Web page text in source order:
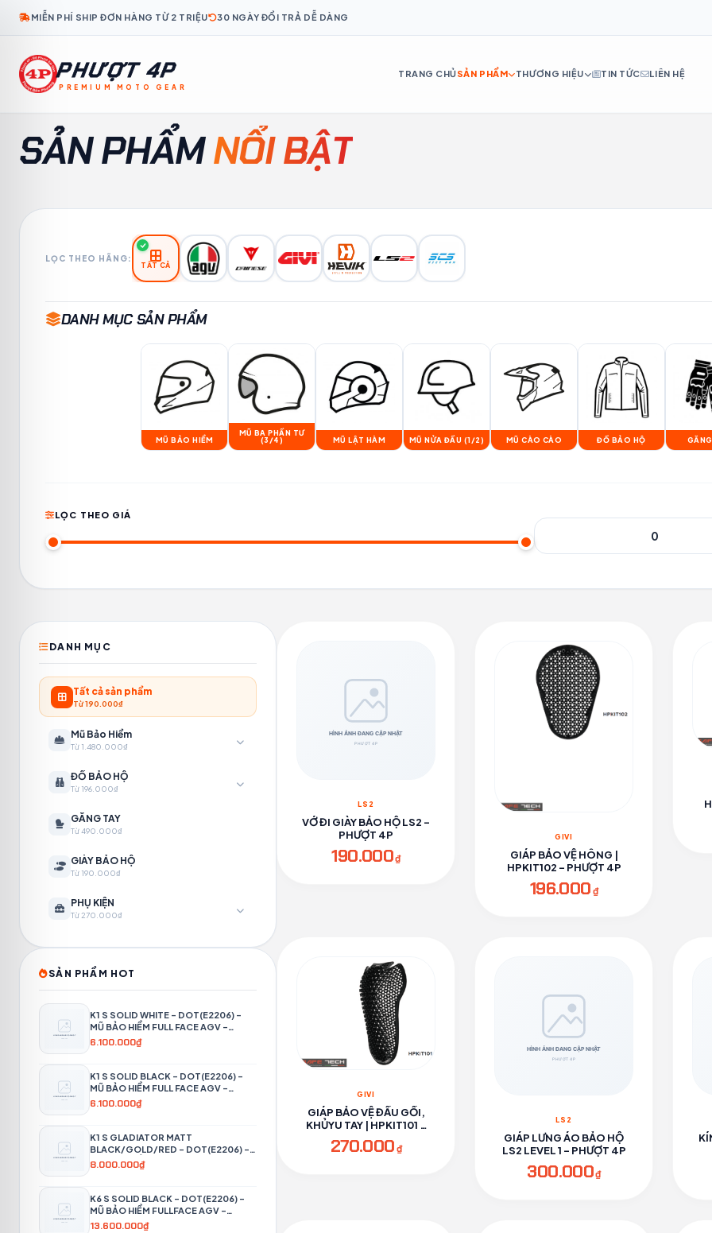
MIỄN PHÍ SHIP ĐƠN HÀNG TỪ 2 TRIỆU 30 NGÀY ĐỔI TRẢ DỄ DÀNG
PHƯỢT 4P
PREMIUM MOTO GEAR
TRANG CHỦSẢN PHẨM THƯƠNG HIỆU TIN TỨC LIÊN HỆ
SẢN PHẨMNỔI BẬT
LỌC THEO HÃNG:
TẤT CẢ
DANH MỤC SẢN PHẨM
MŨ BẢO HIỂM
MŨ BA PHẦN TƯ
(3/4)
MŨ LẬT HÀM MŨ NỬA ĐẦU (1/2) MŨ CÀO CÀO ĐỒ BẢO HỘ
LỌC THEO GIÁ
DANH MỤC
Tất cả sản phẩm
Từ 190.000₫
Mũ Bảo Hiểm
Từ 1.480.000₫
ĐỒ BẢO HỘ
Từ 196.000₫
GĂNG TAY
Từ 490.000₫
GIÀY BẢO HỘ
Từ 190.000₫
PHỤ KIỆN
Từ 270.000₫
SẢN PHẨM HOT
K1 S SOLID WHITE – DOT(E2206) –
MŨ BẢO HIỂM FULL FACE AGV -
PHƯỢT 4P
6.100.000₫
K1 S SOLID BLACK – DOT(E2206) –
MŨ BẢO HIỂM FULL FACE AGV -
PHƯỢT 4P
6.100.000₫
K1 S GLADIATOR MATT
BLACK/GOLD/RED – DOT(E2206) –
MŨ BẢO HIỂM FULL FACE AGV -
8.000.000₫
K6 S SOLID BLACK – DOT(E2206) –
MŨ BẢO HIỂM FULLFACE AGV -
PHƯỢT 4P
13.600.000₫
LS2
VỚ ĐI GIÀY BẢO HỘ LS2 -
PHƯỢT 4P
190.000₫
GIVI
GIÁP BẢO VỆ HÔNG |
HPKIT102 - PHƯỢT 4P
196.000₫
GIVI
GIÁP BẢO VỆ ĐẦU GỐI,
KHỦYU TAY | HPKIT101 -
PHƯỢT 4P
270.000₫
LS2
GIÁP LƯNG ÁO BẢO HỘ
LS2 LEVEL 1 - PHƯỢT 4P
300.000₫